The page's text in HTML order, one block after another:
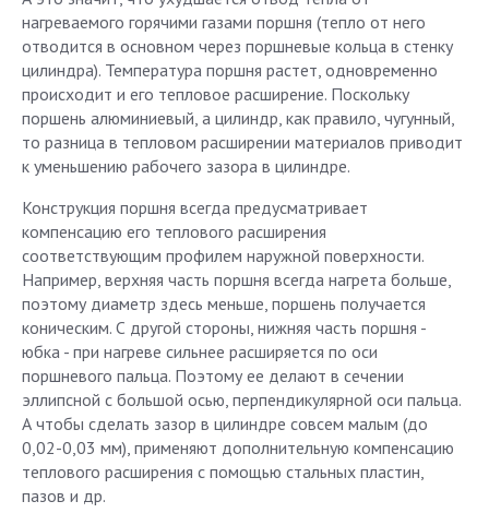
нагреваемого горячими газами поршня (тепло от него
отводится в основном через поршневые кольца в стенку
цилиндра). Температура поршня растет, одновременно
происходит и его тепловое расширение. Поскольку
поршень алюминиевый, а цилиндр, как правило, чугунный,
то разница в тепловом расширении материалов приводит
к уменьшению рабочего зазора в цилиндре.
Конструкция поршня всегда предусматривает
компенсацию его теплового расширения
соответствующим профилем наружной поверхности.
Например, верхняя часть поршня всегда нагрета больше,
поэтому диаметр здесь меньше, поршень получается
коническим. С другой стороны, нижняя часть поршня -
юбка - при нагреве сильнее расширяется по оси
поршневого пальца. Поэтому ее делают в сечении
эллипсной с большой осью, перпендикулярной оси пальца.
А чтобы сделать зазор в цилиндре совсем малым (до
0,02-0,03 мм), применяют дополнительную компенсацию
теплового расширения с помощью стальных пластин,
пазов и др.